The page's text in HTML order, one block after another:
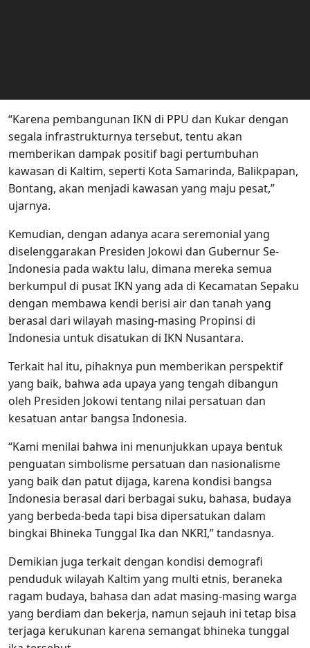
“Karena pembangunan IKN di PPU dan Kukar dengan
segala infrastrukturnya tersebut, tentu akan
memberikan dampak positif bagi pertumbuhan
kawasan di Kaltim, seperti Kota Samarinda, Balikpapan,
Bontang, akan menjadi kawasan yang maju pesat,”
ujarnya.
Kemudian, dengan adanya acara seremonial yang
diselenggarakan Presiden Jokowi dan Gubernur Se-
Indonesia pada waktu lalu, dimana mereka semua
berkumpul di pusat IKN yang ada di Kecamatan Sepaku
dengan membawa kendi berisi air dan tanah yang
berasal dari wilayah masing-masing Propinsi di
Indonesia untuk disatukan di IKN Nusantara.
Terkait hal itu, pihaknya pun memberikan perspektif
yang baik, bahwa ada upaya yang tengah dibangun
oleh Presiden Jokowi tentang nilai persatuan dan
kesatuan antar bangsa Indonesia.
“Kami menilai bahwa ini menunjukkan upaya bentuk
penguatan simbolisme persatuan dan nasionalisme
yang baik dan patut dijaga, karena kondisi bangsa
Indonesia berasal dari berbagai suku, bahasa, budaya
yang berbeda-beda tapi bisa dipersatukan dalam
bingkai Bhineka Tunggal Ika dan NKRI,” tandasnya.
Demikian juga terkait dengan kondisi demografi
penduduk wilayah Kaltim yang multi etnis, beraneka
ragam budaya, bahasa dan adat masing-masing warga
yang berdiam dan bekerja, namun sejauh ini tetap bisa
terjaga kerukunan karena semangat bhineka tunggal